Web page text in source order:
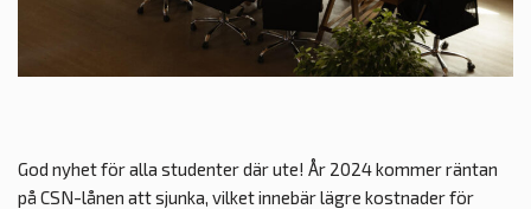
God nyhet för alla studenter där ute! År 2024 kommer räntan
på CSN-lånen att sjunka, vilket innebär lägre kostnader för